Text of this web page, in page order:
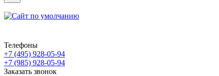
Телефоны
+7 (495) 928-05-94
+7 (985) 928-05-94
Заказать звонок